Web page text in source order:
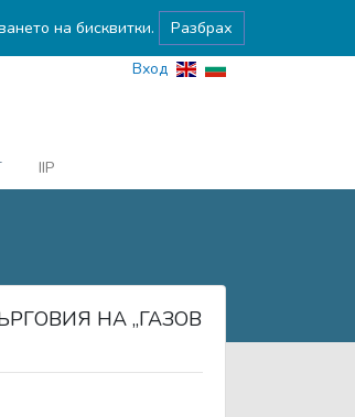
на бисквитки. Разбрах
Вход
IIP
НА „ГАЗОВ